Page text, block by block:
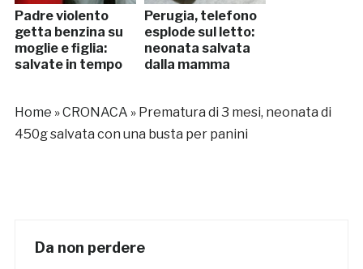
Padre violento
getta benzina su
moglie e figlia:
salvate in tempo
Perugia, telefono
esplode sul letto:
neonata salvata
dalla mamma
Home »CRONACA » Prematura di 3 mesi, neonata di
450g salvata con una busta per panini
Da non perdere